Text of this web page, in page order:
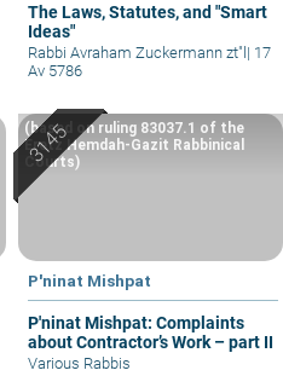
The Laws, Statutes, and "Smart
Ideas"
Rabbi Avraham Zuckermann zt"l | 17
Av 5786
P'ninat Mishpat
P'ninat Mishpat: Complaints
about Contractor’s Work – part II
(based on ruling 83037.1 of the
Eretz Hemdah-Gazit Rabbinical
Courts)
Various Rabbis